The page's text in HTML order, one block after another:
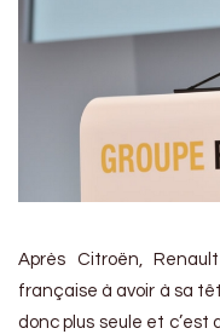
Après Citroën,
française à avoir à sa
donc plus seule et c’est